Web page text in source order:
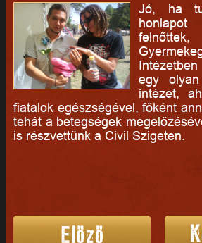
Jó, ha
egy
intézet,
fiatalok egészségével, főként
tehát a betegségek
is részvettünk a Civil Szigeten.